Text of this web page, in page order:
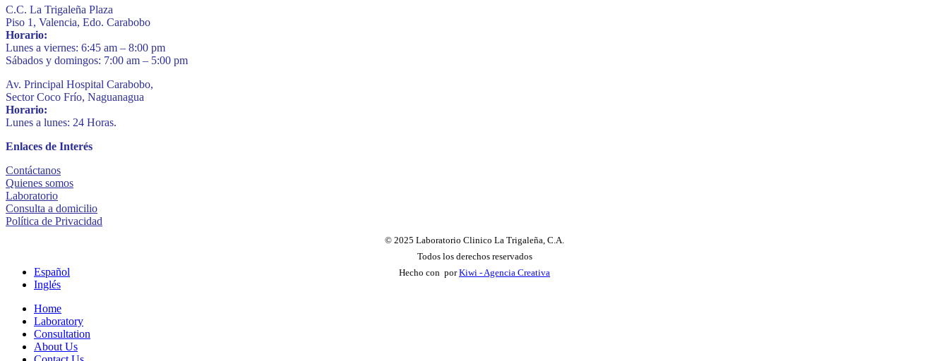
C.C. La Trigaleña Plaza
Piso 1, Valencia, Edo. Carabobo
Horario:
Lunes a viernes: 6:45 am – 8:00 pm
Sábados y domingos: 7:00 am – 5:00 pm
Av. Principal Hospital Carabobo,
Sector Coco Frío, Naguanagua
Horario:
Lunes a lunes: 24 Horas.
Enlaces de Interés
Contáctanos
Quienes somos
Laboratorio
Consulta a domicilio
Política de Privacidad
© 2025 Laboratorio Clinico La Trigaleña, C.A.
Todos los derechos reservados
Hecho con porKiwi - Agencia Creativa
Español
Inglés
Home
Laboratory
Consultation
About Us